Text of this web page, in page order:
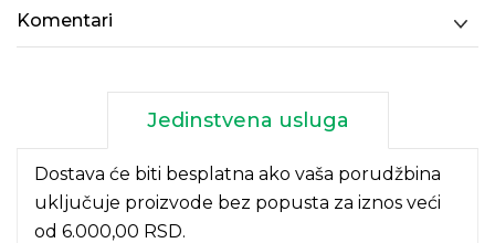
Komentari
Jedinstvena usluga
Dostava će biti besplatna ako vaša porudžbina
uključuje proizvode bez popusta za iznos veći
od 6.000,00 RSD.